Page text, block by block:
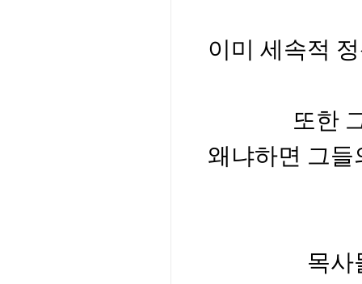
이미 세속적
또한
왜냐하면 그들
목사